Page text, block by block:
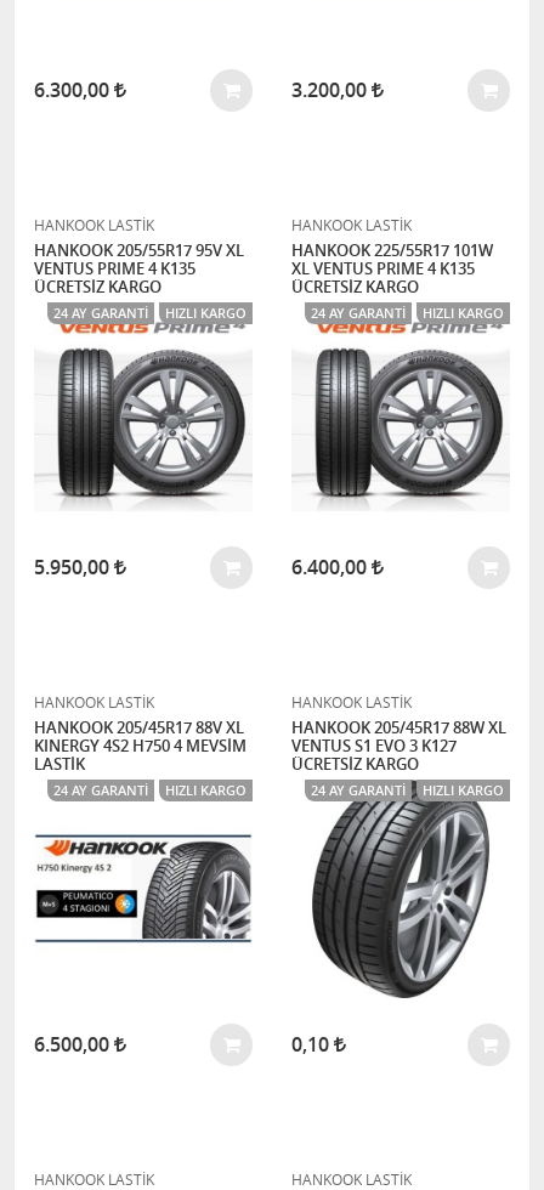
6.300,00 3.200,00
HANKOOK LASTİK
HANKOOK 205/55R17 95V XL
VENTUS PRIME 4 K135
ÜCRETSİZ KARGO
24 AY GARANTI HIZLI KARGO
5.950,00
HANKOOK LASTİK
HANKOOK 225/55R17 101W
XL VENTUS PRIME 4 K135
ÜCRETSİZ KARGO
24 AY GARANTI HIZLI KARGO
6.400,00
HANKOOK LASTİK
HANKOOK 205/45R17 88V XL
KINERGY 4S2 H750 4 MEVSİM
LASTİK
24 AY GARANTI HIZLI KARGO
6.500,00
HANKOOK LASTİK
HANKOOK 205/45R17 88W XL
VENTUS S1 EVO 3 K127
ÜCRETSİZ KARGO
24 AY GARANTI HIZLI KARGO
0,10
HANKOOK LASTİK HANKOOK LASTİK